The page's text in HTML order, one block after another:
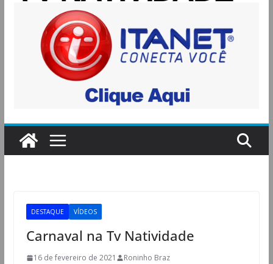
DESTAQUE VÍDEOS
Carnaval na Tv Natividade
16 de fevereiro de 2021 Roninho Braz